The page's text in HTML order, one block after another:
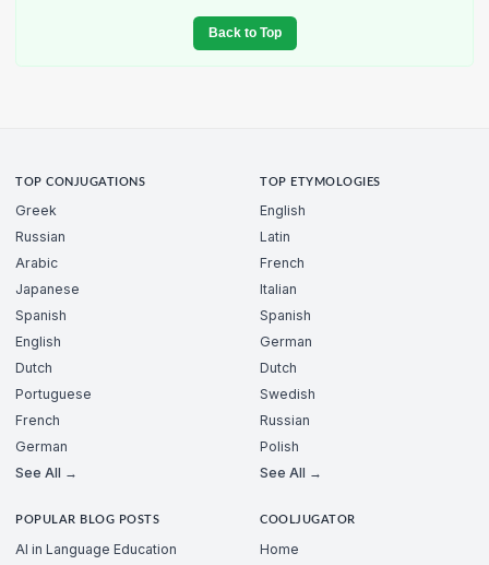
Back to Top
TOP CONJUGATIONS
Greek
Russian
Arabic
Japanese
Spanish
English
Dutch
Portuguese
French
German
See All →
TOP ETYMOLOGIES
English
Latin
French
Italian
Spanish
German
Dutch
Swedish
Russian
Polish
See All →
POPULAR BLOG POSTS
AI in Language Education
COOLJUGATOR
Home